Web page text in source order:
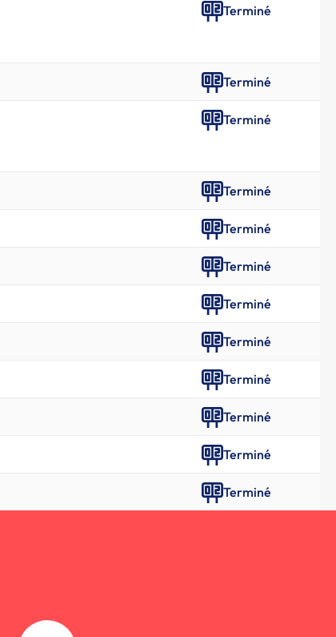
Terminé
Terminé
Terminé
Terminé
Terminé
Terminé
Terminé
Terminé
Terminé
Terminé
Terminé
Terminé